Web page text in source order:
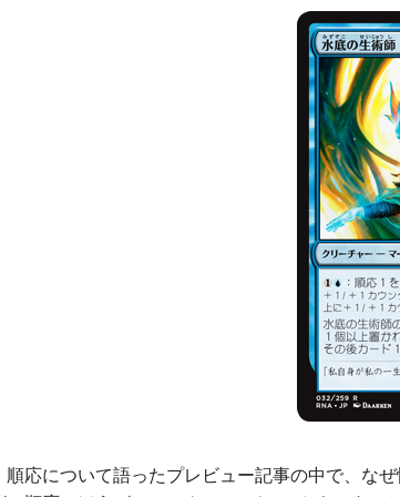
順応について語ったプレビュー記事の中で、な